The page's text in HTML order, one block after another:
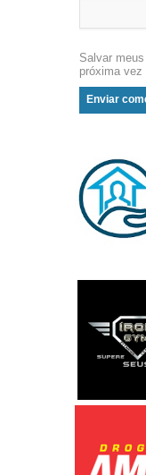
Salvar
próxima vez